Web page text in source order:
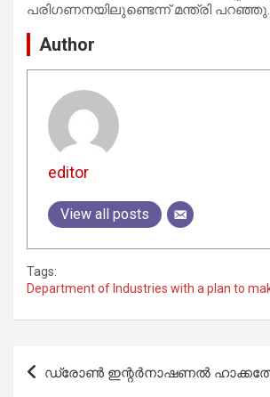
പരിഗണനയിലുണ്ടെന്ന് മന്ത്രി പറഞ്ഞു.
Author
editor
View all posts
Tags:
Department of Industries with a plan to
Post
navigation
ഡ്രോൺ ഇന്റർനാഷണൽ